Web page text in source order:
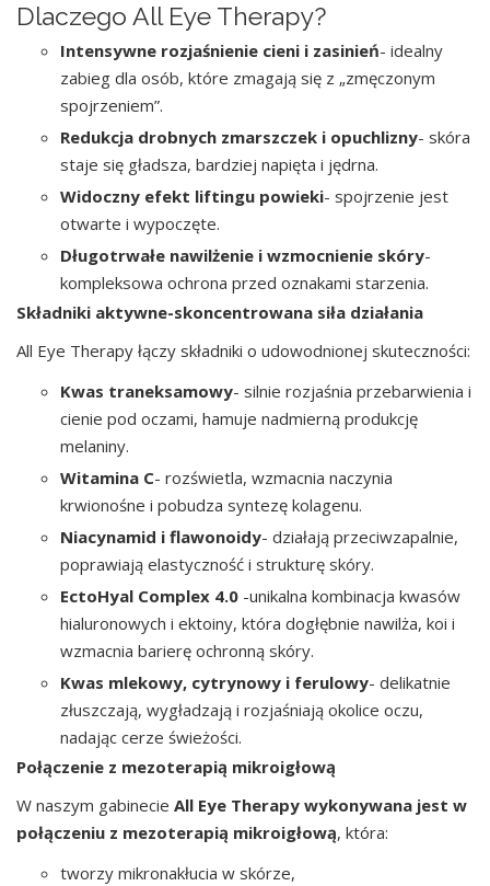
Dlaczego All Eye Therapy?
Intensywne rozjaśnienie cieni i zasinień- idealny
zabieg dla osób, które zmagają się z „zmęczonym
spojrzeniem”.
Redukcja drobnych zmarszczek i opuchlizny- skóra
staje się gładsza, bardziej napięta i jędrna.
Widoczny efekt liftingu powieki- spojrzenie jest
otwarte i wypoczęte.
Długotrwałe nawilżenie i wzmocnienie skóry-
kompleksowa ochrona przed oznakami starzenia.
Składniki aktywne-skoncentrowana siła działania
All Eye Therapy łączy składniki o udowodnionej skuteczności:
Kwas traneksamowy- silnie rozjaśnia przebarwienia i
cienie pod oczami, hamuje nadmierną produkcję
melaniny.
Witamina C- rozświetla, wzmacnia naczynia
krwionośne i pobudza syntezę kolagenu.
Niacynamid i flawonoidy- działają przeciwzapalnie,
poprawiają elastyczność i strukturę skóry.
EctoHyal Complex 4.0 -unikalna kombinacja kwasów
hialuronowych i ektoiny, która dogłębnie nawilża, koi i
wzmacnia barierę ochronną skóry.
Kwas mlekowy, cytrynowy i ferulowy- delikatnie
złuszczają, wygładzają i rozjaśniają okolice oczu,
nadając cerze świeżości.
Połączenie z mezoterapią mikroigłową
W naszym gabinecie All Eye Therapy wykonywana jest w
połączeniu z mezoterapią mikroigłową, która:
tworzy mikronakłucia w skórze,